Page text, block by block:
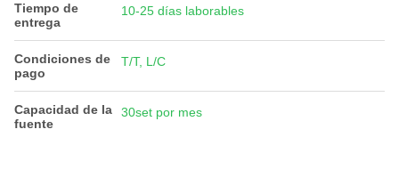
Tiempo de
entrega
10-25 días laborables
Condiciones de
pago
T/T, L/C
Capacidad de la
fuente
30set por mes